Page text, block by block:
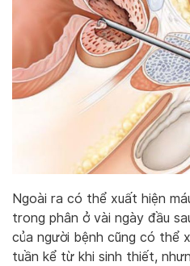
Ngoài ra có thể xuất hiện
trong phân ở vài ngày đầu
của người bệnh cũng có thể
tuần kể từ khi sinh thiết,